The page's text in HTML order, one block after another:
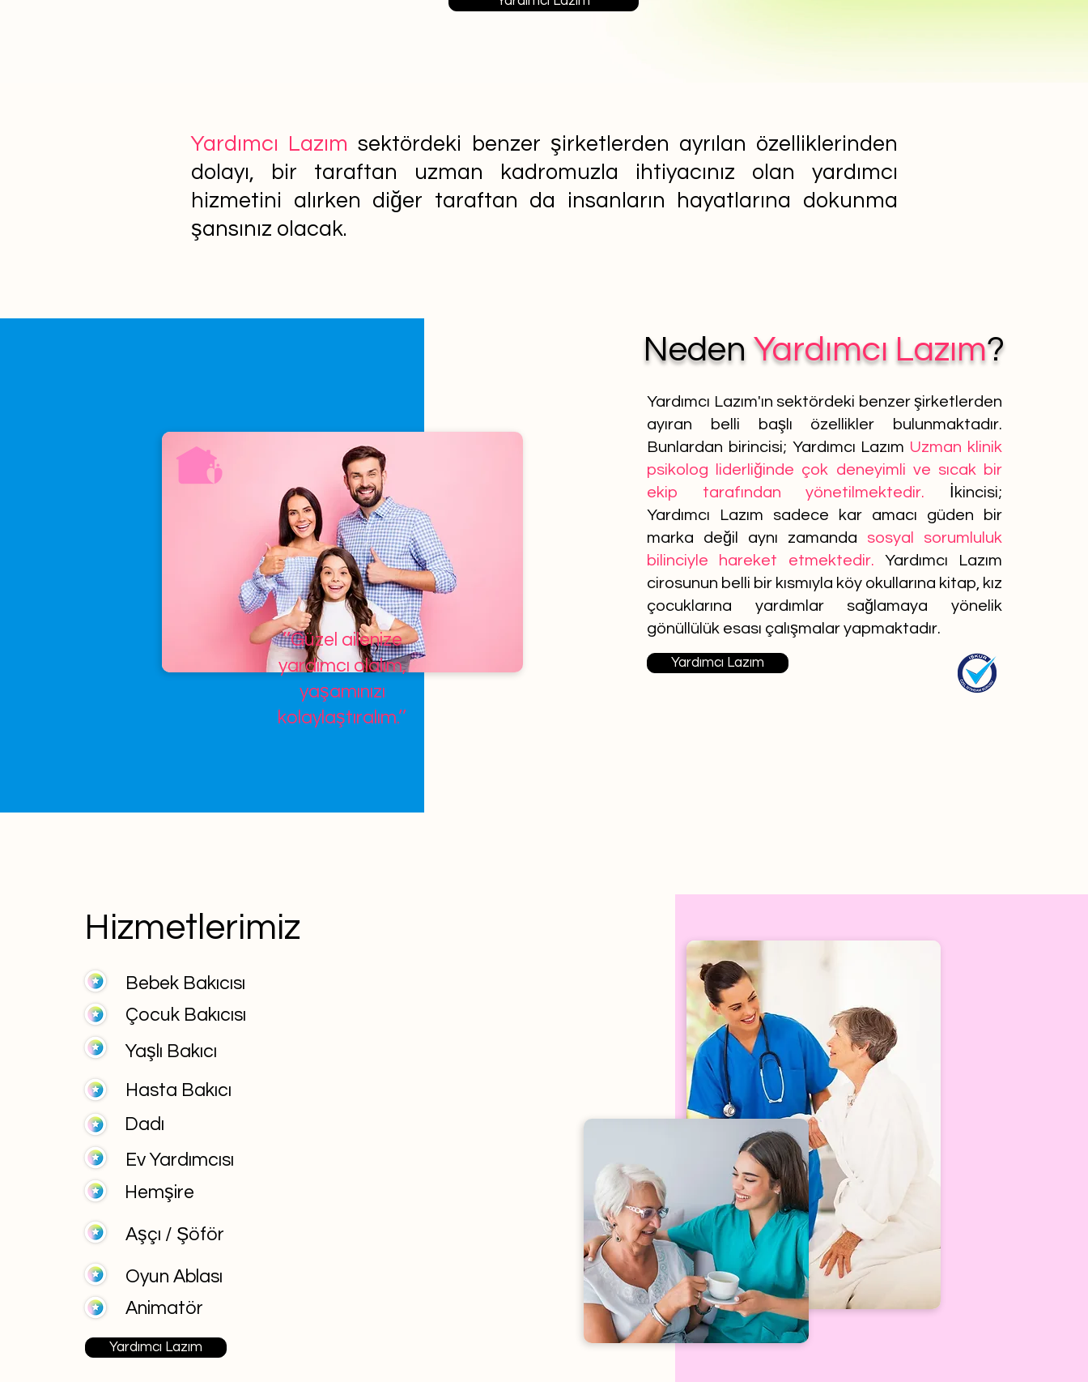
Yardımcı Lazım sektördeki benzer şirketlerden ayrılan özelliklerinden
dolayı, bir taraftan uzman kadromuzla ihtiyacınız olan yardımcı
hizmetini alırken diğer taraftan da insanların hayatlarına dokunma
şansınız olacak.
’’Güzel ailenize
yardımcı olalım,
yaşamınızı
kolaylaştıralım.’’
Neden Yardımcı Lazım?
Yardımcı Lazım'ın sektördeki benzer şirketlerden
ayıran belli başlı özellikler bulunmaktadır.
Bunlardan birincisi; Yardımcı Lazım Uzman klinik
psikolog liderliğinde çok deneyimli ve sıcak bir
ekip tarafından yönetilmektedir.
İkincisi;
Yardımcı Lazım sadece kar amacı güden bir
marka değil aynı zamanda sosyal sorumluluk
bilinciyle hareket etmektedir. Yardımcı Lazım
cirosunun belli bir kısmıyla köy okullarına kitap, kız
çocuklarına yardımlar sağlamaya yönelik
gönüllülük esası çalışmalar yapmaktadır.
Yardımcı Lazım
Hizmetlerimiz
Bebek Bakıcısı
Çocuk Bakıcısı
Yaşlı Bakıcı
Hasta Bakıcı
Dadı
Ev Yardımcısı
Hemşire
Aşçı / Şöför
Oyun Ablası
Animatör
Yardımcı Lazım